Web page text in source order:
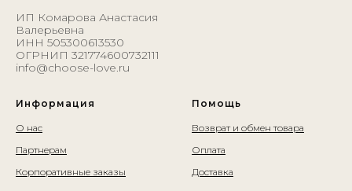
ИП Комарова Анастасия
Валерьевна
ИНН 505300613530
ОГРНИП 321774600732111
info@choose-love.ru
Информация
О нас
Партнерам
Корпоративные заказы
Помощь
Возврат и обмен товара
Оплата
Доставка